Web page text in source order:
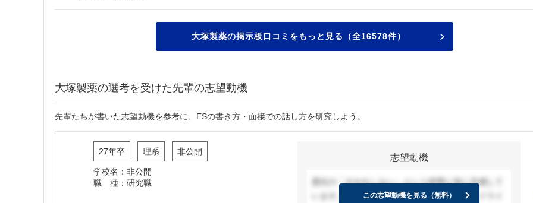
大塚製薬の掲示板口コミをもっと見る（全16578件）
大塚製薬の選考を受けた先輩の志望動機
先輩たちが書いた志望動機を参考に、ESの書き方・面接での話し方を研究しよう。
27年卒 理系 非公開
学校名：非公開
職 種：研究職
志望動機
貴社の「まねをしない」という姿勢に強く共感して
います。私はこれまで、微生物研究においてドライ
この志望動機を見る（無料）